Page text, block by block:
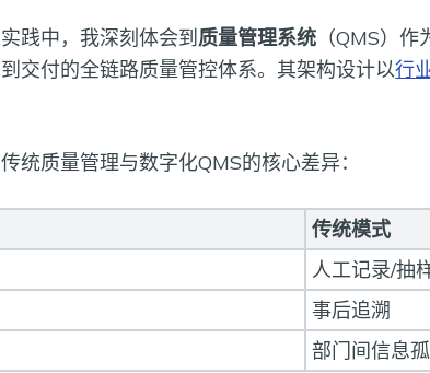
践中，我深刻体会到 质量管理系统 （QMS）
交付的全链路质量管控体系。其架构设计以行
统质量管理与数字化QMS的核心差异：
传统模式
人工记录/抽
事后追溯
部门间信息